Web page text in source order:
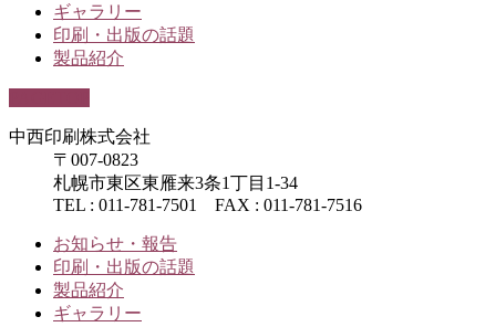
ギャラリー
印刷・出版の話題
製品紹介
中西印刷株式会社
〒007-0823
札幌市東区東雁来3条1丁目1-34
TEL : 011-781-7501 FAX : 011-781-7516
お知らせ・報告
印刷・出版の話題
製品紹介
ギャラリー